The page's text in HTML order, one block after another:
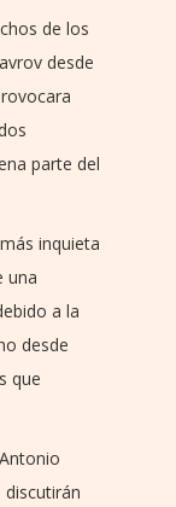
de los
desde
parte del
inquieta
una
a la
desde
que